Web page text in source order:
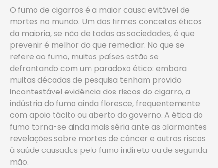
O fumo de cigarros é a maior causa evitável de
mortes no mundo. Um dos firmes conceitos éticos
da maioria, se não de todas as sociedades, é que
prevenir é melhor do que remediar. No que se
refere ao fumo, muitos países estão se
defrontando com um paradoxo ético: embora
muitas décadas de pesquisa tenham provido
incontestável evidência dos riscos do cigarro, a
indústria do fumo ainda floresce, frequentemente
com apoio tácito ou aberto do governo. A ética do
fumo torna-se ainda mais séria ante as alarmantes
revelações sobre mortes de câncer e outros riscos
à saúde causados pelo fumo indireto ou de segunda
mão.